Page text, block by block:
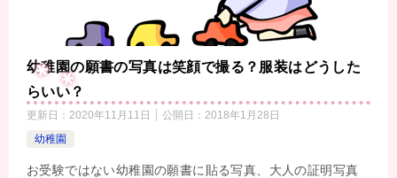
幼稚園の願書の写真は笑顔で撮る？服装はどうした
らいい？
更新日： 2020年11月11日 公開日： 2018年1月28日
幼稚園
お受験ではない幼稚園の願書に貼る写真、大人の証明写真